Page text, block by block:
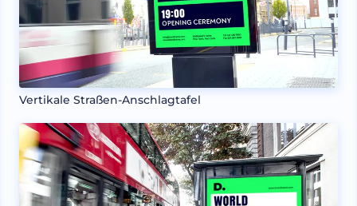
Vertikale Straßen-Anschlagtafel